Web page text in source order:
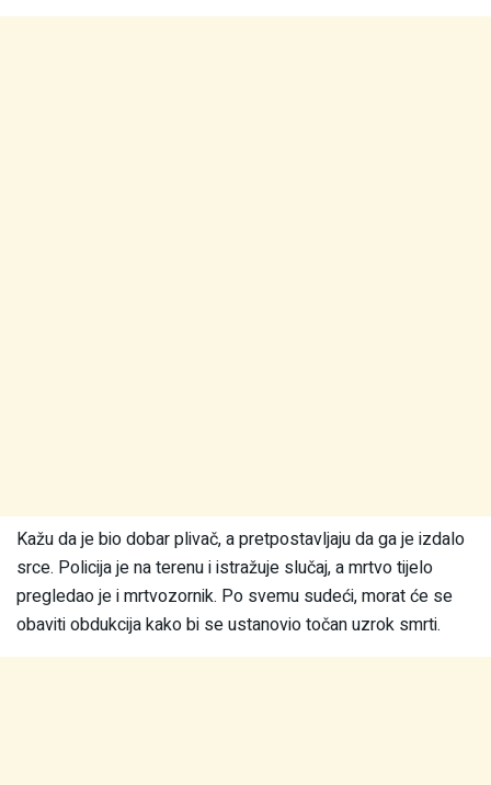
Kažu da je bio dobar plivač, a pretpostavljaju da ga je izdalo
srce. Policija je na terenu i istražuje slučaj, a mrtvo tijelo
pregledao je i mrtvozornik. Po svemu sudeći, morat će se
obaviti obdukcija kako bi se ustanovio točan uzrok smrti.